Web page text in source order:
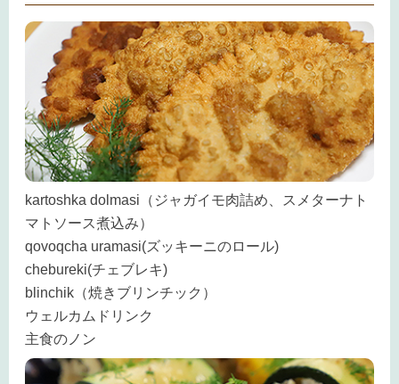
kartoshka dolmasi（ジャガイモ肉詰め、スメターナト
マトソース煮込み）
qovoqcha uramasi(ズッキーニのロール)
chebureki(チェブレキ)
blinchik（焼きブリンチック）
ウェルカムドリンク
主食のノン